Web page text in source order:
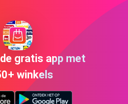
gratis app met
winkels